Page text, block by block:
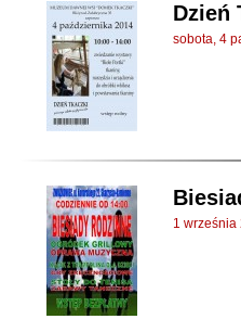
Dzień
sobota, 4
1 września